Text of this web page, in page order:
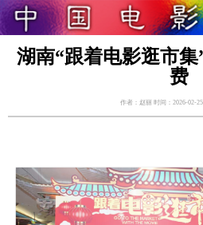
湖南“跟着电影逛市
费
作者：赵丽 时间：2026-02-25